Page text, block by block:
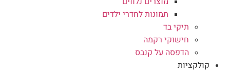
תמונות לחדרי ילדים
תיקי בד
חישוקי רקמה
הדפסה על קנבס
קולקציות